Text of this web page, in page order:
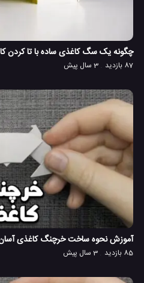
چگونه یک سگ کاغذی ساده با تا کردن
87 بازدید 3 سال پیش
آموزش نحوه ساخت خرچنگ کاغذی آسان
85 بازدید 3 سال پیش